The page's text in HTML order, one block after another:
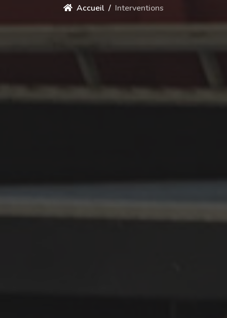
Accueil Interventions